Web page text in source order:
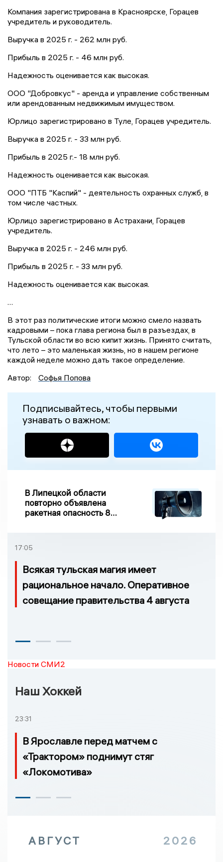
Компания зарегистрирована в Красноярске, Горацев
учредитель и руководитель.
Выручка в 2025 г. - 262 млн руб.
Прибыль в 2025 г. - 46 млн руб.
Надежность оценивается как высокая.
ООО "Добровкус" - аренда и управление собственным
или арендованным недвижимым имуществом.
Юрлицо зарегистрировано в Туле, Горацев учредитель.
Выручка в 2025 г. - 33 млн руб.
Прибыль в 2025 г.- 18 млн руб.
Надежность оценивается как высокая.
ООО "ПТБ "Каспий" - деятельность охранных служб, в
том числе частных.
Юрлицо зарегистрировано в Астрахани, Горацев
учредитель.
Выручка в 2025 г. - 246 млн руб.
Прибыль в 2025 г. - 33 млн руб.
Надежность оценивается как высокая.
…
В этот раз политические итоги можно смело назвать
кадровыми – пока глава региона был в разъездах, в
Тульской области во всю кипит жизнь. Принято считать,
что лето – это маленькая жизнь, но в нашем регионе
каждой неделе можно дать такое определение.
Автор:
Софья Попова
Подписывайтесь, чтобы первыми
узнавать о важном:
В Липецкой области
повторно объявлена
ракетная опасность 8
17:05
Всякая тульская магия имеет
рациональное начало. Оперативное
совещание правительства 4 августа
Новости СМИ2
Наш Хоккей
23:31
В Ярославле перед матчем с
«Трактором» поднимут стяг
«Локомотива»
АВГУСТ 2026